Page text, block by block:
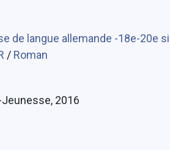
de langue allemande -18e-20e
/ Roman
Jeunesse, 2016